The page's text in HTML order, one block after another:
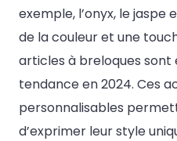
exemple, l’onyx, le
de la couleur et une
articles à breloques
tendance en 2024. Ces
personnalisables
d’exprimer leur style